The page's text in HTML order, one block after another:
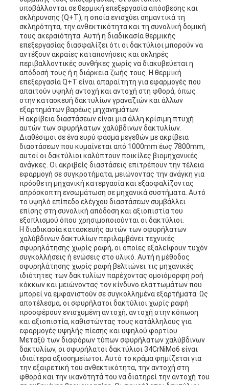
υποβάλλονται σε θερμική επεξεργασία απόσβεσης και
σκλήρυνσης (Q+T), η οποία ενισχύει σημαντικά τη
σκληρότητα, την ανθεκτικότητα και τη συνολική δομική
τους ακεραιότητα. Αυτή η διαδικασία θερμικής
επεξεργασίας διασφαλίζει ότι οι δακτύλιοι μπορούν να
αντέξουν ακραίες καταπονήσεις και σκληρές
περιβαλλοντικές συνθήκες χωρίς να διακυβεύεται η
απόδοσή τους ή η διάρκεια ζωής τους. Η θερμική
επεξεργασία Q+T είναι απαραίτητη για εφαρμογές που
απαιτούν υψηλή αντοχή και αντοχή στη φθορά, όπως
στην κατασκευή δακτυλίων γραναζιών και άλλων
εξαρτημάτων βαρέως μηχανημάτων.
Η ακρίβεια διαστάσεων είναι μια άλλη κρίσιμη πτυχή
αυτών των σφυρήλατων χαλύβδινων δακτυλίων.
Διαθέσιμοι σε ένα ευρύ φάσμα μεγεθών με ακρίβεια
διαστάσεων που κυμαίνεται από 1000mm έως 7800mm,
αυτοί οι δακτύλιοι καλύπτουν ποικίλες βιομηχανικές
ανάγκες. Οι ακριβείς διαστάσεις επιτρέπουν την τέλεια
εφαρμογή σε συγκροτήματα, μειώνοντας την ανάγκη για
πρόσθετη μηχανική κατεργασία και εξασφαλίζοντας
απρόσκοπτη ενσωμάτωση σε μηχανικά συστήματα. Αυτό
το υψηλό επίπεδο ελέγχου διαστάσεων συμβάλλει
επίσης στη συνολική απόδοση και αξιοπιστία του
εξοπλισμού όπου χρησιμοποιούνται οι δακτύλιοι.
Η διαδικασία κατασκευής αυτών των σφυρήλατων
χαλύβδινων δακτυλίων περιλαμβάνει τεχνικές
σφυρηλάτησης χωρίς ραφή, οι οποίες εξαλείφουν τυχόν
συγκολλήσεις ή ενώσεις στο υλικό. Αυτή η μέθοδος
σφυρηλάτησης χωρίς ραφή βελτιώνει τις μηχανικές
ιδιότητες των δακτυλίων παρέχοντας ομοιόμορφη ροή
κόκκων και μειώνοντας τον κίνδυνο ελαττωμάτων που
μπορεί να εμφανιστούν σε συγκολλημένα εξαρτήματα. Ως
αποτέλεσμα, οι σφυρήλατοι δακτύλιοι χωρίς ραφή
προσφέρουν ενισχυμένη αντοχή, αντοχή στην κόπωση
και αξιοπιστία, καθιστώντας τους κατάλληλους για
εφαρμογές υψηλής πίεσης και υψηλού φορτίου.
Μεταξύ των διαφόρων τύπων σφυρήλατων χαλύβδινων
δακτυλίων, οι σφυρήλατοι δακτύλιοι 34CrNiMo6 είναι
ιδιαίτερα αξιοσημείωτοι. Αυτό το κράμα φημίζεται για
την εξαιρετική του ανθεκτικότητα, την αντοχή στη
φθορά και την ικανότητά του να διατηρεί την αντοχή του